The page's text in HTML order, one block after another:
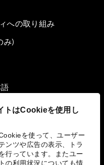
トはCookieを使用し
を使って、ユーザー
ンツや広告の表示、トラ
行っています。またユー
の利用状況についても情
への取り組み
み)